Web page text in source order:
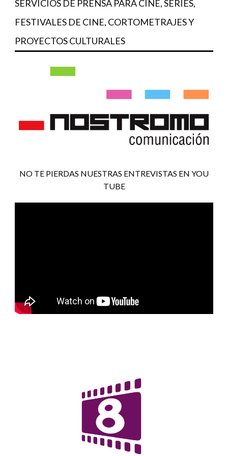
SERVICIOS DE PRENSA PARA CINE, SERIES,
FESTIVALES DE CINE, CORTOMETRAJES Y
PROYECTOS CULTURALES
NO TE PIERDAS NUESTRAS ENTREVISTAS EN YOU
TUBE